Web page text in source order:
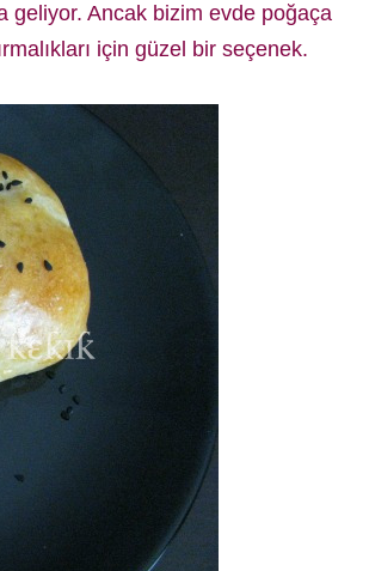
geliyor. Ancak bizim evde poğaça
için güzel bir seçenek.